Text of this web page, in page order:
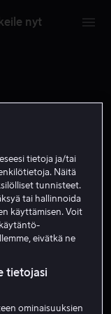
nyt
tietoja ja/tai
Näitä
tunnisteet.
tai hallinnoida
käyttämisen. Voit
eivätkä ne
tietojasi
ominaisuuksien